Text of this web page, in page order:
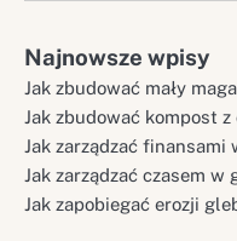
Najnowsze wpisy
Jak zbudować mały
Jak zbudować kompost
Jak zarządzać finansami
Jak zarządzać czasem
Jak zapobiegać erozji